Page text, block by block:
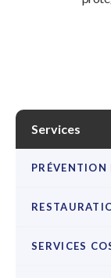
Services
PRÉVENTION
SERVICES